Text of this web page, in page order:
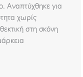
Αναπτύχθηκε για
χωρίς
στη σκόνη